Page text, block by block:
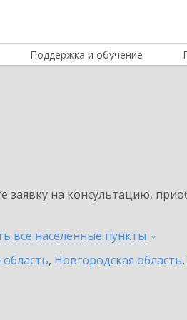
Поддержка и обучение
на консультацию,
все населенные пункты
, Новгородская область,